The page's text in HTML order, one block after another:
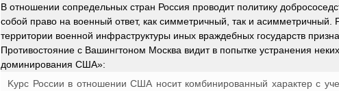
В отношении сопредельных стран Россия проводит политику
собой право на военный ответ, как симметричный, так и
территории военной инфраструктуры иных враждебных государств
Противостояние с Вашингтоном Москва видит в попытке устранения
доминирования США»:
Kypc России в отношении США носит комбинированный характер с